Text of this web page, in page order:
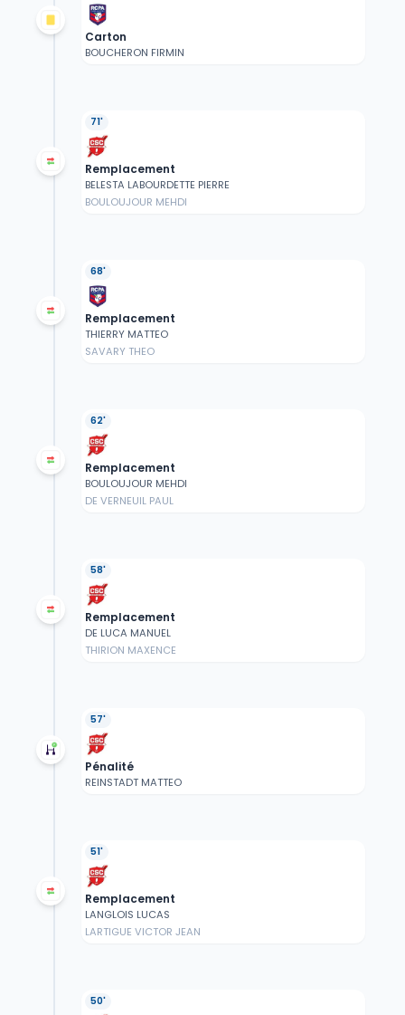
Carton
BOUCHERON FIRMIN
71'
Remplacement
BELESTA LABOURDETTE PIERRE
BOULOUJOUR MEHDI
68'
Remplacement
THIERRY MATTEO
SAVARY THEO
62'
Remplacement
BOULOUJOUR MEHDI
DE VERNEUIL PAUL
58'
Remplacement
DE LUCA MANUEL
THIRION MAXENCE
57'
Pénalité
REINSTADT MATTEO
51'
Remplacement
LANGLOIS LUCAS
LARTIGUE VICTOR JEAN
50'